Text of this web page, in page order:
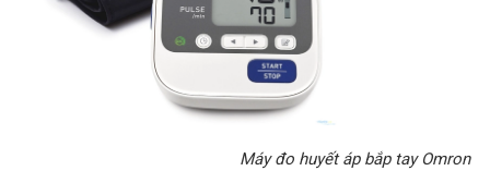
Máy đo huyết áp bắp tay Omron